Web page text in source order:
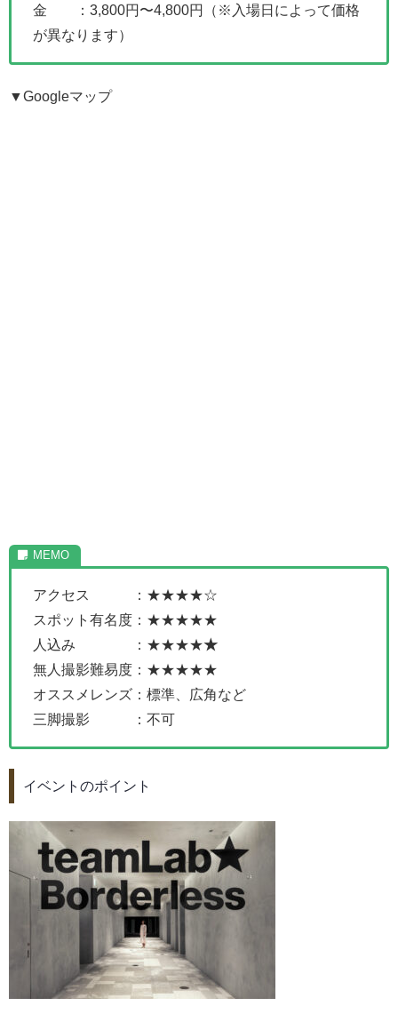
金 ：3,800円〜4,800円（※入場日によって価格
が異なります）
▼Googleマップ
アクセス ：★★★★☆
スポット有名度：★★★★★
人込み ：★★★★★
無人撮影難易度：★★★★★
オススメレンズ：標準、広角など
三脚撮影 ：不可
イベントのポイント